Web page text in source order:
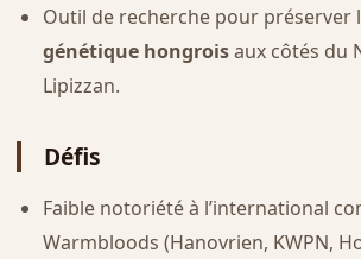
Outil de recherche pour préserver
génétique hongroisaux côtés du
Lipizzan.
Défis
Faible notoriété à l’international
Warmbloods (Hanovrien, KWPN,